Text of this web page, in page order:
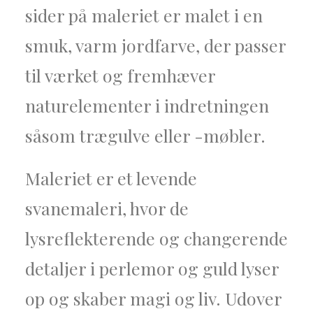
sider på maleriet er malet i en
smuk, varm jordfarve, der passer
til værket og fremhæver
naturelementer i indretningen
såsom trægulve eller -møbler.
Maleriet er et levende
svanemaleri, hvor de
lysreflekterende og changerende
detaljer i perlemor og guld lyser
op og skaber magi og liv. Udover